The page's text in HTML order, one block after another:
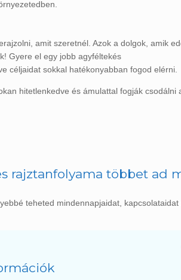
amit szeretnél. Azok a dolgok, amik
Gyere el egy jobb agyféltekés
céljaidat sokkal hatékonyabban fogod elérni.
hitetlenkedve és ámulattal fogják csodálni
rajztanfolyama többet ad
teheted mindennapjaidat,